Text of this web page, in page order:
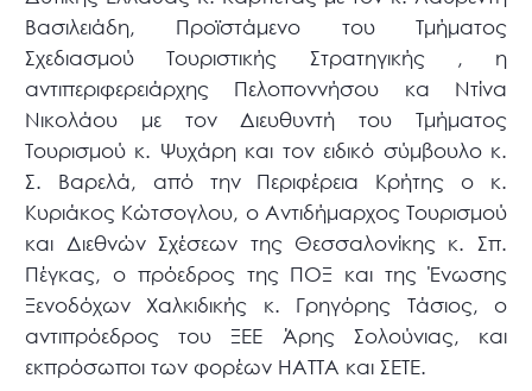
Βασιλειάδη, Προϊστάμενο του Τμήματος
Σχεδιασμού Τουριστικής Στρατηγικής , η
αντιπεριφερειάρχης Πελοποννήσου κα Ντίνα
Νικολάου με τον Διευθυντή του Τμήματος
Τουρισμού κ. Ψυχάρη και τον ειδικό σύμβουλο κ.
Σ. Βαρελά, από την Περιφέρεια Κρήτης ο κ.
Κυριάκος Κώτσογλου, ο Αντιδήμαρχος Τουρισμού
και Διεθνών Σχέσεων της Θεσσαλονίκης κ. Σπ.
Πέγκας, ο πρόεδρος της ΠΟΞ και της Ένωσης
Ξενοδόχων Χαλκιδικής κ. Γρηγόρης Τάσιος, ο
αντιπρόεδρος του ΞΕΕ Άρης Σολούνιας, και
εκπρόσωποι των φορέων ΗΑΤΤΑ και ΣΕΤΕ.